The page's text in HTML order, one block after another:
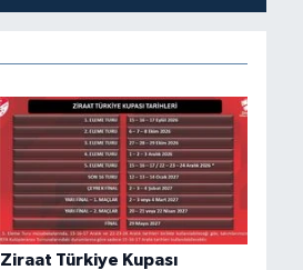
Ziraat Türkiye Kupası